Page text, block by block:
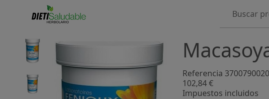
Referencia
102,84 €
Impuestos incluidos